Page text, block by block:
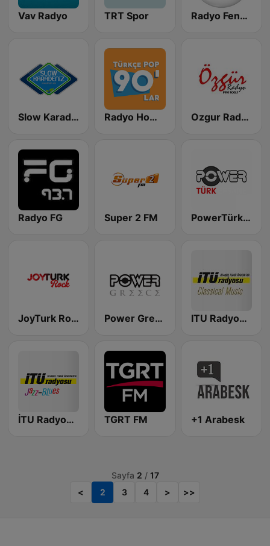
Vav Radyo TRT Spor Radyo Fenomen Clubbin
Slow Karadeniz FM Radyo Home 90' lar Ozgur Radyo
Radyo FG Super 2 FM PowerTürk Efsane
JoyTurk Rock Power Greece ITU Radyosu Klasik
İTU Radyosu Jazz / Blues TGRT FM +1 Arabesk
Sayfa 2 / 17
<
2 3 4 > >>